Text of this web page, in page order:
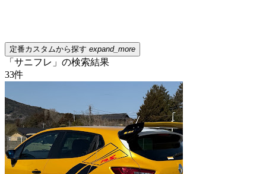
定番カスタムから探す expand_more
「サニフレ」の検索結果
33件